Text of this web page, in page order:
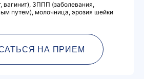
вагинит), ЗППП (заболевания,
путем), молочница, эрозия шейки
НА ПРИЕМ